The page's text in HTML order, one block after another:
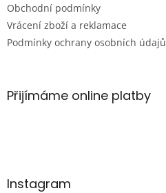
Obchodní podmínky
Vrácení zboží a reklamace
Podmínky ochrany osobních údajů
Přijímáme online platby
Instagram